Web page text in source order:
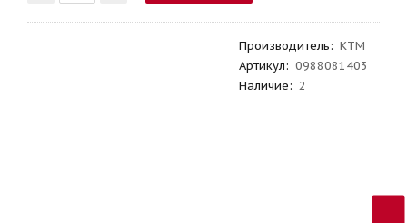
Производитель: KTM
Артикул: 0988081403
Наличие: 2